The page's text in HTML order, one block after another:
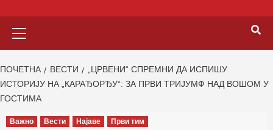
ПОЧЕТНА ВЕСТИ
„ЦРВЕНИ“ СПРЕМНИ ДА ИСПИШУ
ИСТОРИЈУ НА „КАРАЂОРЂУ“: ЗА ПРВИ ТРИЈУМФ НАД ВОШОМ У
ГОСТИМА
Важно Вести Најаве Први тим